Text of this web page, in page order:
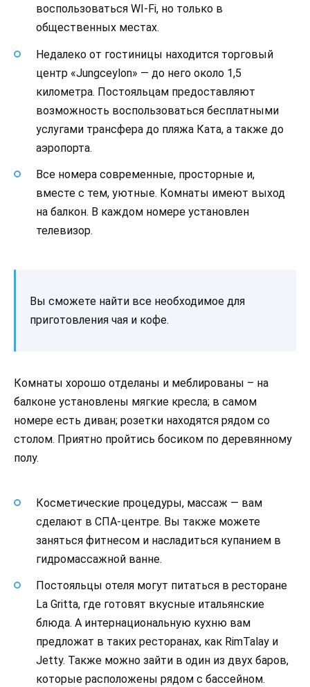
воспользоваться WI-Fi, но только в
общественных местах.
Недалеко от гостиницы находится торговый
центр «Jungceylon» — до него около 1,5
километра. Постояльцам предоставляют
возможность воспользоваться бесплатными
услугами трансфера до пляжа Ката, а также до
аэропорта.
Все номера современные, просторные и,
вместе с тем, уютные. Комнаты имеют выход
на балкон. В каждом номере установлен
телевизор.
Вы сможете найти все необходимое для
приготовления чая и кофе.
Комнаты хорошо отделаны и меблированы – на
балконе установлены мягкие кресла; в самом
номере есть диван; розетки находятся рядом со
столом. Приятно пройтись босиком по деревянному
полу.
Косметические процедуры, массаж — вам
сделают в СПА-центре. Вы также можете
заняться фитнесом и насладиться купанием в
гидромассажной ванне.
Постояльцы отеля могут питаться в ресторане
La Gritta, где готовят вкусные итальянские
блюда. А интернациональную кухню вам
предложат в таких ресторанах, как RimTalay и
Jetty. Также можно зайти в один из двух баров,
которые расположены рядом с бассейном.